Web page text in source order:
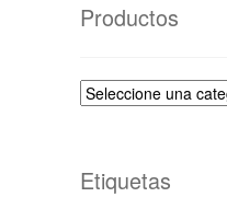
Productos
Etiquetas